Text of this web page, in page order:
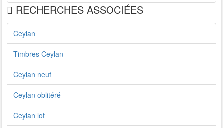
RECHERCHES ASSOCIÉES
Ceylan
Timbres Ceylan
Ceylan neuf
Ceylan oblitéré
Ceylan lot